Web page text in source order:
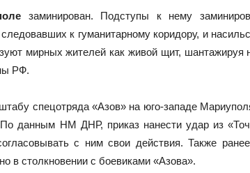
заминирован. Подступы к нему
к гуманитарному коридору, и
мирных жителей как живой щит,
РФ.
спецотряда «Азов» на юго-западе
данным НМ ДНР, приказ нанести удар из
с ним свои действия. Также
в столкновении с боевиками «Азова».